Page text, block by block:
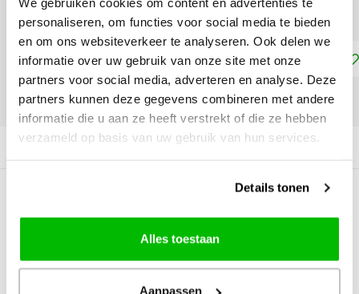
personaliseren, om functies voor social media te bieden
en om ons websiteverkeer te analyseren. Ook delen we
informatie over uw gebruik van onze site met onze
partners voor social media, adverteren en analyse. Deze
partners kunnen deze gegevens combineren met andere
informatie die u aan ze heeft verstrekt of die ze hebben
verzameld op basis van uw gebruik van hun services.
Details tonen
Alles toestaan
Aanpassen
meer
Toevoegen aan winkelwagen
DELEN:
Productomschrijving
BEOORDELINGEN